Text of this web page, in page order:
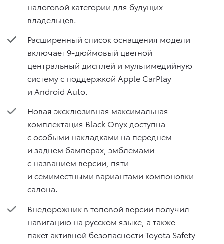
налоговой категории для будущих
владельцев.
Расширенный список оснащения модели
включает 9-дюймовый цветной
центральный дисплей и мультимедийную
систему с поддержкой Apple CarPlay
и Android Auto.
Новая эксклюзивная максимальная
комплектация Black Onyx доступна
с особыми накладками на переднем
и заднем бамперах, эмблемами
с названием версии, пяти-
и семиместными вариантами компоновки
салона.
Внедорожник в топовой версии получил
навигацию на русском языке, а также
пакет активной безопасности Toyota Safety